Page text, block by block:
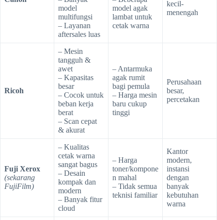
model
multifungsi
– Layanan
aftersales luas
model agak
lambat untuk
cetak warna
kecil-
menengah
Ricoh
– Mesin
tangguh &
awet
– Kapasitas
besar
– Cocok untuk
beban kerja
berat
– Scan cepat
& akurat
– Antarmuka
agak rumit
bagi pemula
– Harga mesin
baru cukup
tinggi
Perusahaan
besar,
percetakan
Fuji Xerox
(sekarang
FujiFilm)
– Kualitas
cetak warna
sangat bagus
– Desain
kompak dan
modern
– Banyak fitur
cloud
– Harga
toner/kompone
n mahal
– Tidak semua
teknisi familiar
Kantor
modern,
instansi
dengan
banyak
kebutuhan
warna